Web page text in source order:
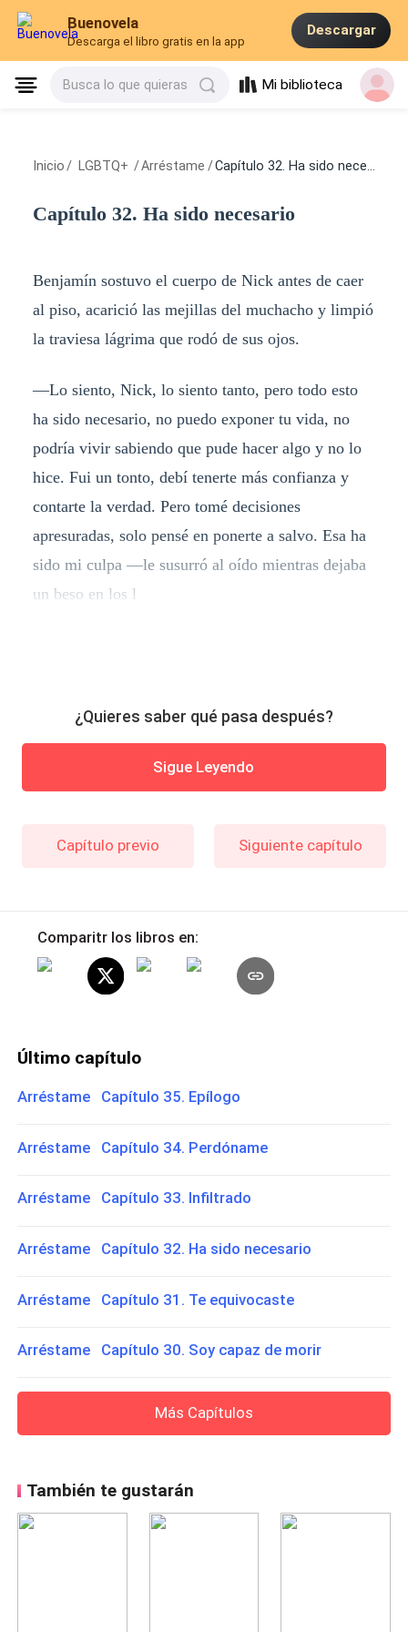
Buenovela
Descarga el libro gratis en la app
Descargar
Busca lo que quieras Mi biblioteca
Inicio / LGBTQ+ /Arréstame /Capítulo 32. Ha sido necesario
Capítulo 32. Ha sido necesario
Benjamín sostuvo el cuerpo de Nick antes de caer
al piso, acarició las mejillas del muchacho y limpió
la traviesa lágrima que rodó de sus ojos.
—Lo siento, Nick, lo siento tanto, pero todo esto
ha sido necesario, no puedo exponer tu vida, no
podría vivir sabiendo que pude hacer algo y no lo
hice. Fui un tonto, debí tenerte más confianza y
contarte la verdad. Pero tomé decisiones
apresuradas, solo pensé en ponerte a salvo. Esa ha
sido mi culpa —le susurró al oído mientras dejaba
un beso en los l
¿Quieres saber qué pasa después?
Sigue Leyendo
Capítulo previo Siguiente capítulo
Comparitr los libros en:
Último capítulo
Arréstame Capítulo 35. Epílogo
Arréstame Capítulo 34. Perdóname
Arréstame Capítulo 33. Infiltrado
Arréstame Capítulo 32. Ha sido necesario
Arréstame Capítulo 31. Te equivocaste
Arréstame Capítulo 30. Soy capaz de morir
Más Capítulos
También te gustarán